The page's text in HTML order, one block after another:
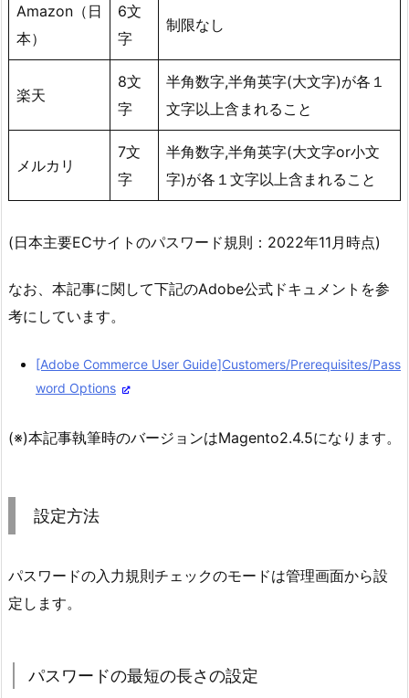
Amazon（日
本）
6文
字
制限なし
楽天
8文
字
半角数字,半角英字(大文字)が各１
文字以上含まれること
メルカリ
7文
字
半角数字,半角英字(大文字or小文
字)が各１文字以上含まれること
(日本主要ECサイトのパスワード規則：2022年11月時点)
なお、本記事に関して下記のAdobe公式ドキュメントを参
考にしています。
[Adobe Commerce User Guide]Customers/Prerequisites/Pass
word Options
(※)本記事執筆時のバージョンはMagento2.4.5になります。
設定方法
パスワードの入力規則チェックのモードは管理画面から設
定します。
パスワードの最短の長さの設定